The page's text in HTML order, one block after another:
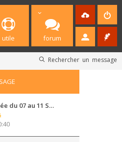
utile forum
Rechercher un message
du 07 au 11 S…